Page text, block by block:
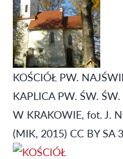
KOŚCIÓŁ PW.
KAPLICA PW. ŚW.
W KRAKOWIE, fot. J.
(MIK, 2015) CC BY SA